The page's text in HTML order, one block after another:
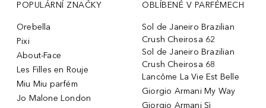
POPULÁRNÍ ZNAČKY
Orebella
Pixi
About-Face
Les Filles en Rouje
Miu Miu parfém
Jo Malone London
OBLÍBENÉ V PARFÉMECH
Sol de Janeiro Brazilian
Crush Cheirosa 62
Sol de Janeiro Brazilian
Crush Cheirosa 68
Lancôme La Vie Est Belle
Giorgio Armani My Way
Giorgio Armani Sì